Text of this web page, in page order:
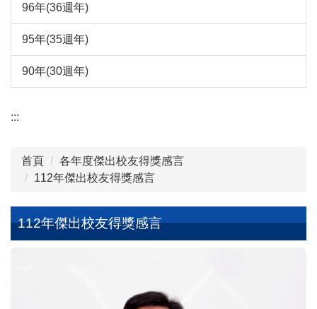
96年(36週年)
95年(35週年)
90年(30週年)
:::
首頁
各年度傑出校友得獎感言
112年傑出校友得獎感言
112年傑出校友得獎感言